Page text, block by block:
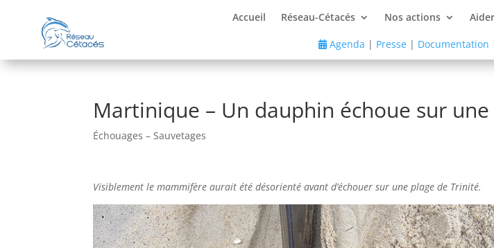
Accueil Réseau-Cétacés Nos actions
Agenda | Presse| Documentation
Martinique – Un dauphin échoue sur
Échouages – Sauvetages
Visiblement le mammifère aurait été désorienté avant d’échouer sur une plage de Trinité.